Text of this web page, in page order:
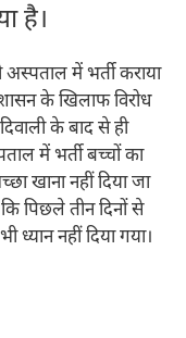
है।
में भर्ती कराया
के खिलाफ विरोध
के बाद से ही
में भर्ती बच्चों का
खाना नहीं दिया जा
पिछले तीन दिनों से
ध्यान नहीं दिया गया।